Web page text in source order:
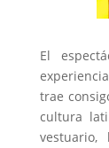
El
trae
cultura